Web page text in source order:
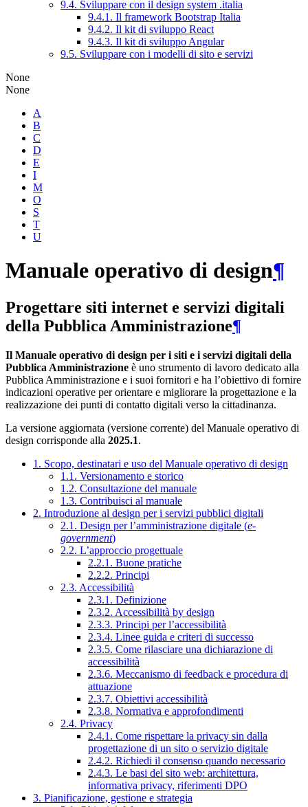
9.4. Sviluppare con il design system .italia
9.4.1. Il framework Bootstrap Italia
9.4.2. Il kit di sviluppo React
9.4.3. Il kit di sviluppo Angular
9.5. Sviluppare con i modelli di sito e servizi
None
None
A
B
C
D
E
I
M
O
S
T
U
Manuale operativo di design¶
Progettare siti internet e servizi digitali
della Pubblica Amministrazione¶
Il Manuale operativo di design per i siti e i servizi digitali della
Pubblica Amministrazione è uno strumento di lavoro dedicato alla
Pubblica Amministrazione e i suoi fornitori e ha l’obiettivo di fornire
indicazioni operative per orientare e migliorare la progettazione e la
realizzazione dei punti di contatto digitali verso la cittadinanza.
La versione aggiornata (versione corrente) del Manuale operativo di
design corrisponde alla 2025.1.
1. Scopo, destinatari e uso del Manuale operativo di design
1.1. Versionamento e storico
1.2. Consultazione del manuale
1.3. Contribuisci al manuale
2. Introduzione al design per i servizi pubblici digitali
2.1. Design per l’amministrazione digitale (e-
government)
2.2. L’approccio progettuale
2.2.1. Buone pratiche
2.2.2. Principi
2.3. Accessibilità
2.3.1. Definizione
2.3.2. Accessibilità by design
2.3.3. Principi per l’accessibilità
2.3.4. Linee guida e criteri di successo
2.3.5. Come rilasciare una dichiarazione di
accessibilità
2.3.6. Meccanismo di feedback e procedura di
attuazione
2.3.7. Obiettivi accessibilità
2.3.8. Normativa e approfondimenti
2.4. Privacy
2.4.1. Come rispettare la privacy sin dalla
progettazione di un sito o servizio digitale
2.4.2. Richiedi il consenso quando necessario
2.4.3. Le basi del sito web: architettura,
informativa privacy, riferimenti DPO
3. Pianificazione, gestione e strategia